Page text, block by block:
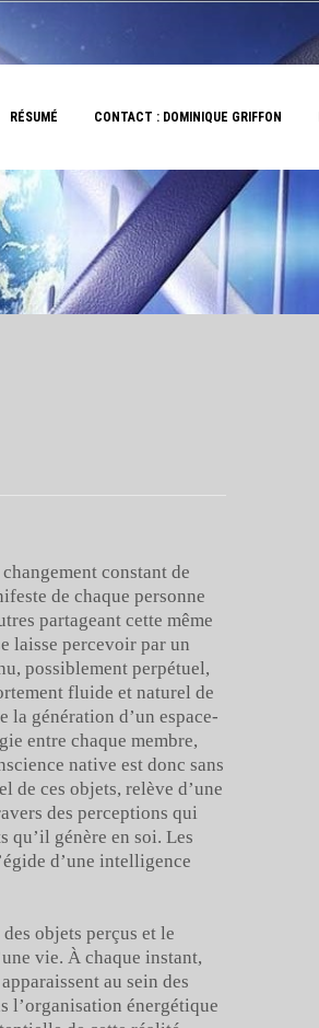
RÉSUMÉ CONTACT : DOMINIQUE GRIFFON
constant de
de chaque personne
partageant cette même
laisse percevoir par un
possiblement perpétuel,
fluide et naturel de
la génération d’un espace-
entre chaque membre,
native est donc sans
de ces objets, relève d’une
des perceptions qui
qu’il génère en soi. Les
d’une intelligence
objets perçus et le
vie. À chaque instant,
au sein des
l’organisation énergétique